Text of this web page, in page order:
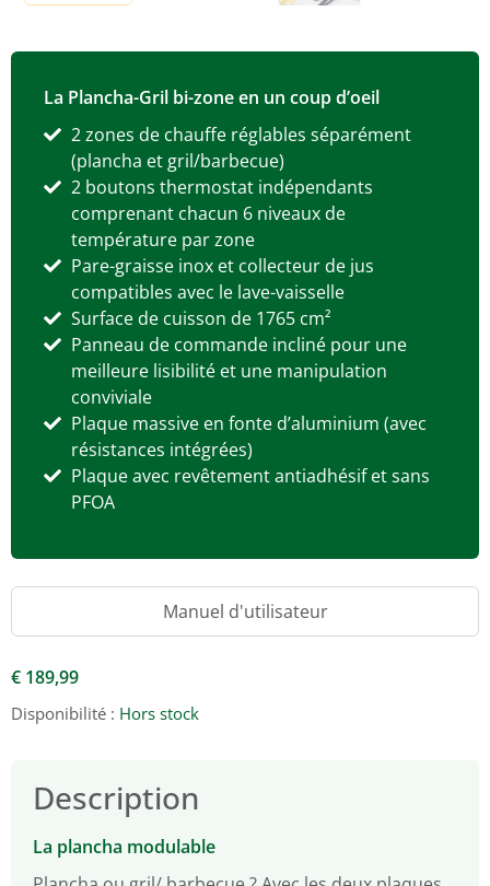
La Plancha-Gril bi-zone en un coup d’oeil
2 zones de chauffe réglables séparément
(plancha et gril/barbecue)
2 boutons thermostat indépendants
comprenant chacun 6 niveaux de
température par zone
Pare-graisse inox et collecteur de jus
compatibles avec le lave-vaisselle
Surface de cuisson de 1765 cm²
Panneau de commande incliné pour une
meilleure lisibilité et une manipulation
conviviale
Plaque massive en fonte d’aluminium (avec
résistances intégrées)
Plaque avec revêtement antiadhésif et sans
PFOA
Manuel d'utilisateur
€ 189,99
Disponibilité : Hors stock
Description
La plancha modulable